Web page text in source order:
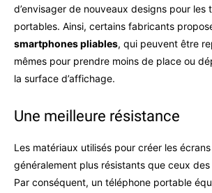
d’envisager de nouveaux designs pour les
portables. Ainsi, certains fabricants
smartphones pliables, qui peuvent être
mêmes pour prendre moins de place ou
la surface d’affichage.
Une meilleure résistance
Les matériaux utilisés pour créer les
généralement plus résistants que ceux
Par conséquent, un téléphone portable